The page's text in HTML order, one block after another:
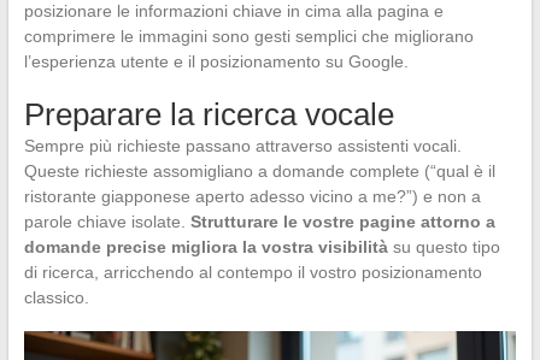
posizionare le informazioni chiave in cima alla pagina e
comprimere le immagini sono gesti semplici che migliorano
l’esperienza utente e il posizionamento su Google.
Preparare la ricerca vocale
Sempre più richieste passano attraverso assistenti vocali.
Queste richieste assomigliano a domande complete (“qual è il
ristorante giapponese aperto adesso vicino a me?”) e non a
parole chiave isolate. Strutturare le vostre pagine attorno a
domande precise migliora la vostra visibilitàsu questo tipo
di ricerca, arricchendo al contempo il vostro posizionamento
classico.